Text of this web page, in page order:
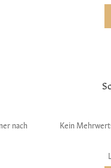
nach
Kein